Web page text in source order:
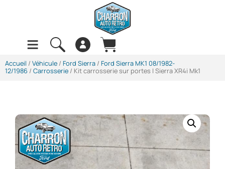
Accueil / Véhicule / Ford Sierra / Ford Sierra MK1 08/1982-
12/1986 / Carrosserie / Kit carrosserie sur portes | Sierra XR4i Mk1